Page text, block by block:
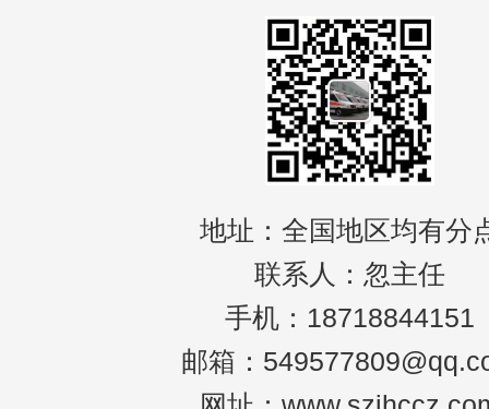
地址：全国地区均有分
联系人：忽主任
手机：18718844151
邮箱：